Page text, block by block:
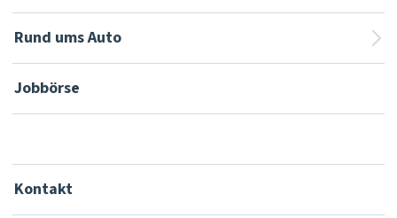
Rund ums Auto
Jobbörse
Kontakt